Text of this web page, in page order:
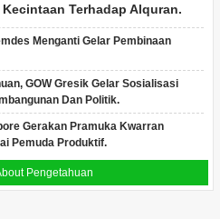
Terhadap Alquran.
Menganti Gelar Pembinaan
GOW Gresik Gelar Sosialisasi
Dan Politik.
Gerakan Pramuka Kwarran
Pemuda Produktif.
Pengetahuan